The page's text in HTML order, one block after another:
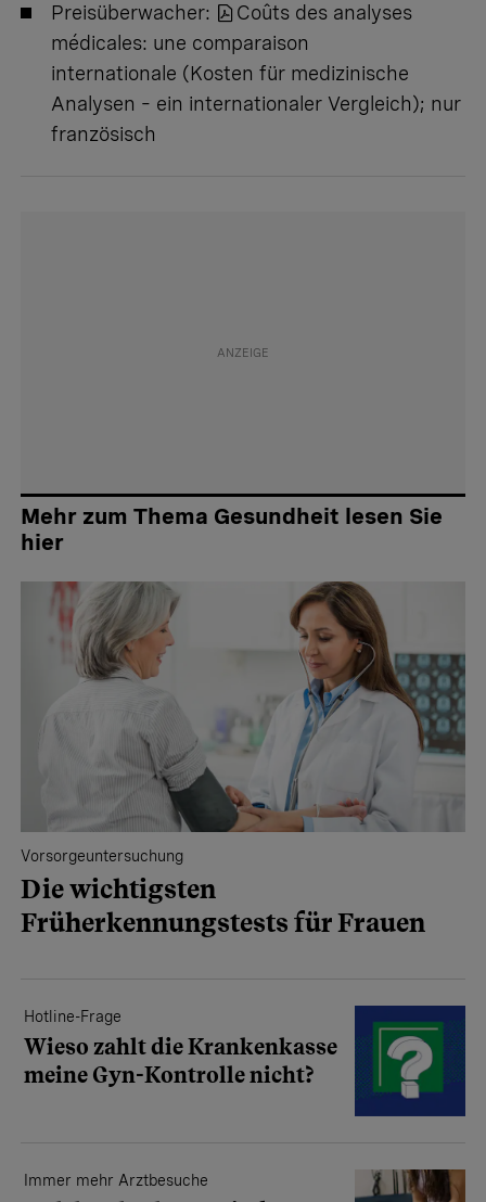
Preisüberwacher:
Coûts des analyses
médicales: une comparaison
internationale (Kosten für medizinische
Analysen – ein internationaler Vergleich); nur
französisch
Mehr zum Thema Gesundheit lesen Sie
hier
Vorsorgeuntersuchung
Die wichtigsten
Früherkennungstests für Frauen
Hotline-Frage
Wieso zahlt die Krankenkasse
meine Gyn-Kontrolle nicht?
Immer mehr Arztbesuche